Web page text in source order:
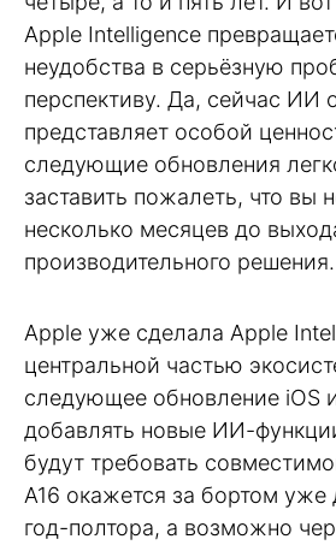
Apple Intelligence
неудобства в серьёзную
перспективу. Да, сейчас ИИ
представляет особой
следующие обновления
заставить пожалеть, что вы
несколько месяцев до
производительного решения.
Apple уже сделала Apple
центральной частью
следующее обновление iOS
добавлять новые ИИ-
будут требовать
A16 окажется за бортом уже
год-полтора, а возможно